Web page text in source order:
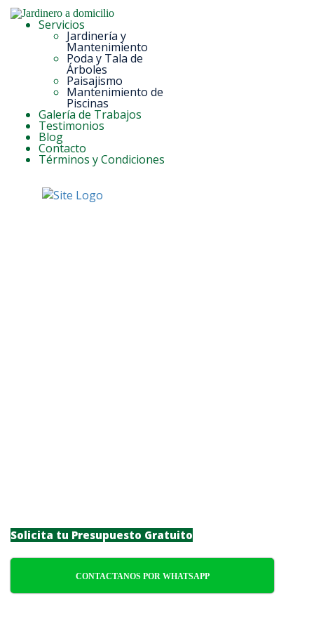
Servicios
Jardinería y
Mantenimiento
Poda y Tala de
Árboles
Paisajismo
Mantenimiento de
Piscinas
Galería de Trabajos
Testimonios
Blog
Contacto
Términos y Condiciones
Solicita tu Presupuesto Gratuito
CONTACTANOS POR WHATSAPP